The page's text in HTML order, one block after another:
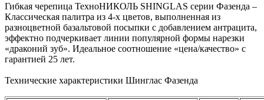
Гибкая черепица ТехноНИКОЛЬ SHINGLAS серии Фазенда –
Классическая палитра из 4-х цветов, выполненная из
разноцветной базальтовой посыпки с добавлением антрацита,
эффектно подчеркивает линии популярной формы нарезки
«драконий зуб». Идеальное соотношение «цена/качество» с
гарантией 25 лет.
Технические характеристики Шинглас Фазенда